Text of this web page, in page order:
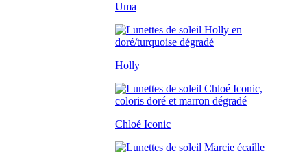
Uma
Holly
Chloé Iconic